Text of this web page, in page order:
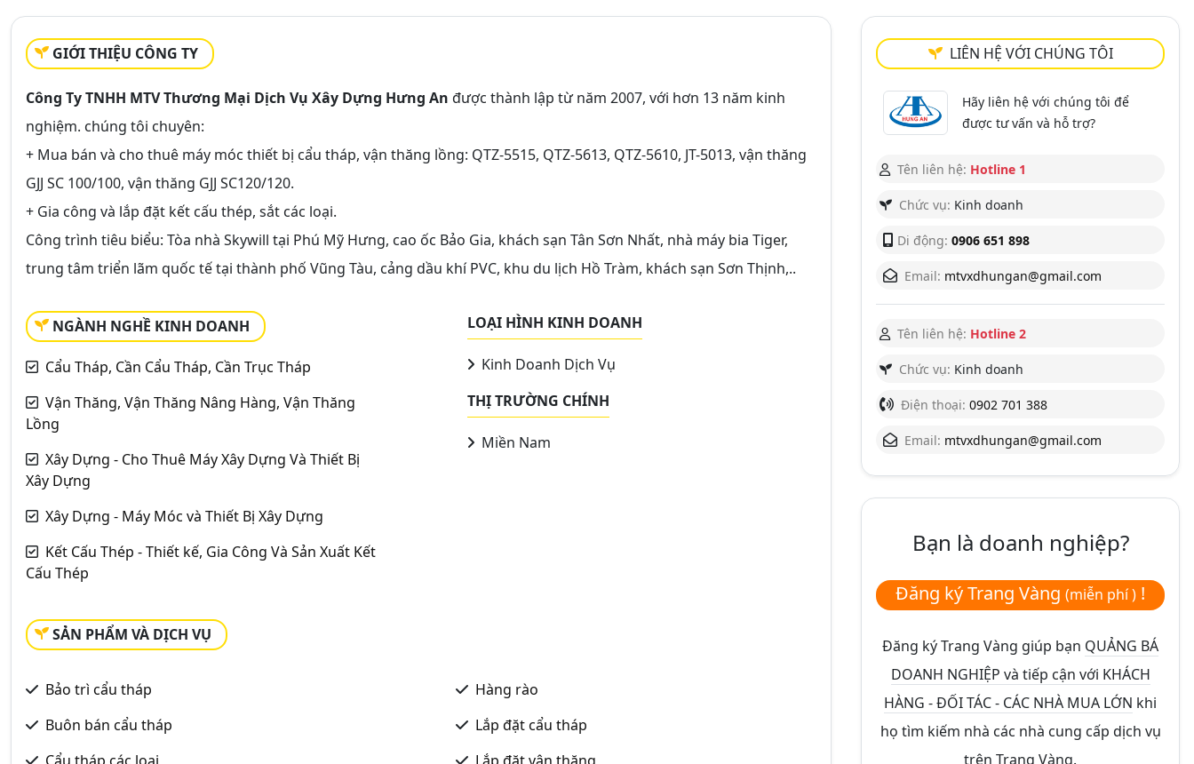
GIỚI THIỆU CÔNG TY
Công Ty TNHH MTV Thương Mại Dịch Vụ Xây Dựng Hưng An được thành lập từ năm 2007, với hơn 13 năm kinh
nghiệm. chúng tôi chuyên:
+ Mua bán và cho thuê máy móc thiết bị cẩu tháp, vận thăng lồng: QTZ-5515, QTZ-5613, QTZ-5610, JT-5013, vận thăng
GJJ SC 100/100, vận thăng GJJ SC120/120.
+ Gia công và lắp đặt kết cấu thép, sắt các loại.
Công trình tiêu biểu: Tòa nhà Skywill tại Phú Mỹ Hưng, cao ốc Bảo Gia, khách sạn Tân Sơn Nhất, nhà máy bia Tiger,
trung tâm triển lãm quốc tế tại thành phố Vũng Tàu, cảng dầu khí PVC, khu du lịch Hồ Tràm, khách sạn Sơn Thịnh,..
NGÀNH NGHỀ KINH DOANH
Cẩu Tháp, Cần Cẩu Tháp, Cần Trục Tháp
Vận Thăng, Vận Thăng Nâng Hàng, Vận Thăng
Lồng
Xây Dựng - Cho Thuê Máy Xây Dựng Và Thiết Bị
Xây Dựng
Xây Dựng - Máy Móc và Thiết Bị Xây Dựng
Kết Cấu Thép - Thiết kế, Gia Công Và Sản Xuất Kết
Cấu Thép
LOẠI HÌNH KINH DOANH
Kinh Doanh Dịch Vụ
THỊ TRƯỜNG CHÍNH
Miền Nam
SẢN PHẨM VÀ DỊCH VỤ
Bảo trì cẩu tháp
Buôn bán cẩu tháp
Cẩu tháp các loại
Hàng rào
Lắp đặt cẩu tháp
Lắp đặt vận thăng
LIÊN HỆ VỚI CHÚNG TÔI
Hãy liên hệ với chúng tôi để
được tư vấn và hỗ trợ?
Tên liên hệ: Hotline 1
Chức vụ: Kinh doanh
Di động: 0906 651 898
Email: mtvxdhungan@gmail.com
Tên liên hệ: Hotline 2
Chức vụ: Kinh doanh
Điện thoại: 0902 701 388
Email: mtvxdhungan@gmail.com
Bạn là doanh nghiệp?
Đăng ký Trang Vàng (miễn phí ) !
Đăng ký Trang Vàng giúp bạn QUẢNG BÁ
DOANH NGHIỆP và tiếp cận với KHÁCH
HÀNG - ĐỐI TÁC - CÁC NHÀ MUA LỚN khi
họ tìm kiếm nhà các nhà cung cấp dịch vụ
trên Trang Vàng.